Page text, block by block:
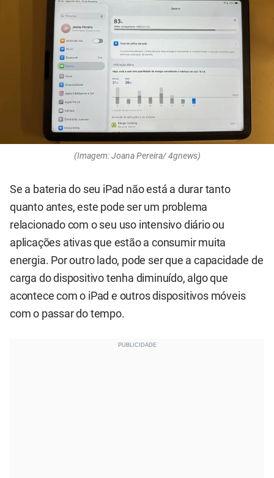
(Imagem: Joana Pereira/ 4gnews)
Se a bateria do seu iPad não está a durar tanto
quanto antes, este pode ser um problema
relacionado com o seu uso intensivo diário ou
aplicações ativas que estão a consumir muita
energia. Por outro lado, pode ser que a capacidade de
carga do dispositivo tenha diminuído, algo que
acontece com o iPad e outros dispositivos móveis
com o passar do tempo.